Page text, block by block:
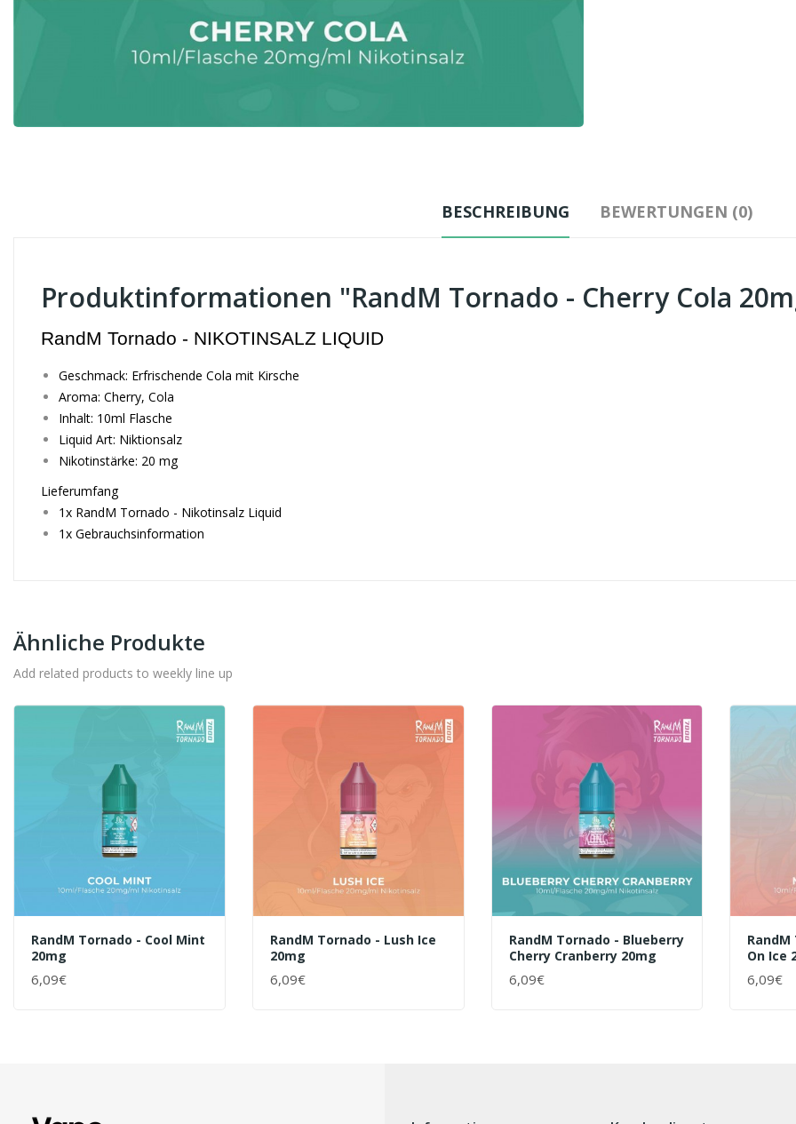
BESCHREIBUNG BEWERTUNGEN (0)
Produktinformationen "RandM Tornado - Cherry Cola
RandM Tornado - NIKOTINSALZ LIQUID
Geschmack: Erfrischende Cola mit Kirsche
Aroma: Cherry, Cola
Inhalt: 10ml Flasche
Liquid Art: Niktionsalz
Nikotinstärke: 20 mg
Lieferumfang
1x RandM Tornado - Nikotinsalz Liquid
1x Gebrauchsinformation
Ähnliche Produkte
Add related products to weekly line up
RandM Tornado - Cool Mint
20mg
6,09€
+ WARENKORB
RandM Tornado - Lush Ice
20mg
6,09€
+ WARENKORB
RandM Tornado - Blueberry
Cherry Cranberry 20mg
6,09€
+ WARENKORB
On Ice
6,09€
+